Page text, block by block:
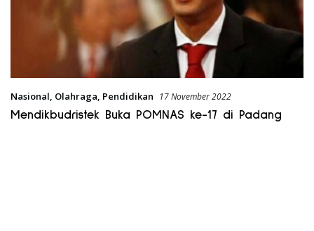
Nasional, Olahraga, Pendidikan 17 November 2022
Mendikbudristek Buka POMNAS ke-17 di Padang